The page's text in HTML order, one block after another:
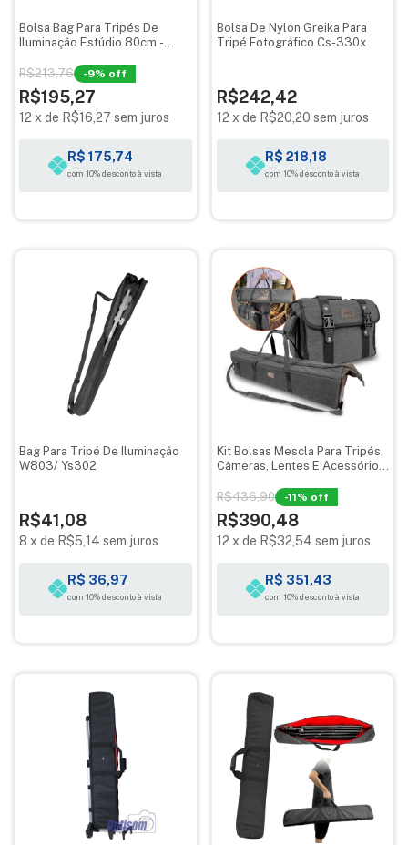
Bolsa Bag Para Tripés De
Iluminação Estúdio 80cm -
R$213,76
-9% off
R$195,27
12 x de R$16,27 sem juros
R$ 175,74
com 10% desconto à vista
Bolsa De Nylon Greika Para
Tripé Fotográfico Cs-330x
R$242,42
12 x de R$20,20 sem juros
R$ 218,18
com 10% desconto à vista
Bag Para Tripé De Iluminação
W803/ Ys302
R$41,08
8 x de R$5,14 sem juros
R$ 36,97
com 10% desconto à vista
Kit Bolsas Mescla Para Tripés,
Câmeras, Lentes E Acessórios
R$436,90
-11% off
R$390,48
12 x de R$32,54 sem juros
R$ 351,43
com 10% desconto à vista